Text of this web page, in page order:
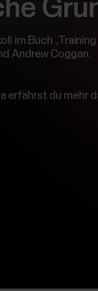
im Buch
Andrew Coggan.
erfährst du mehr